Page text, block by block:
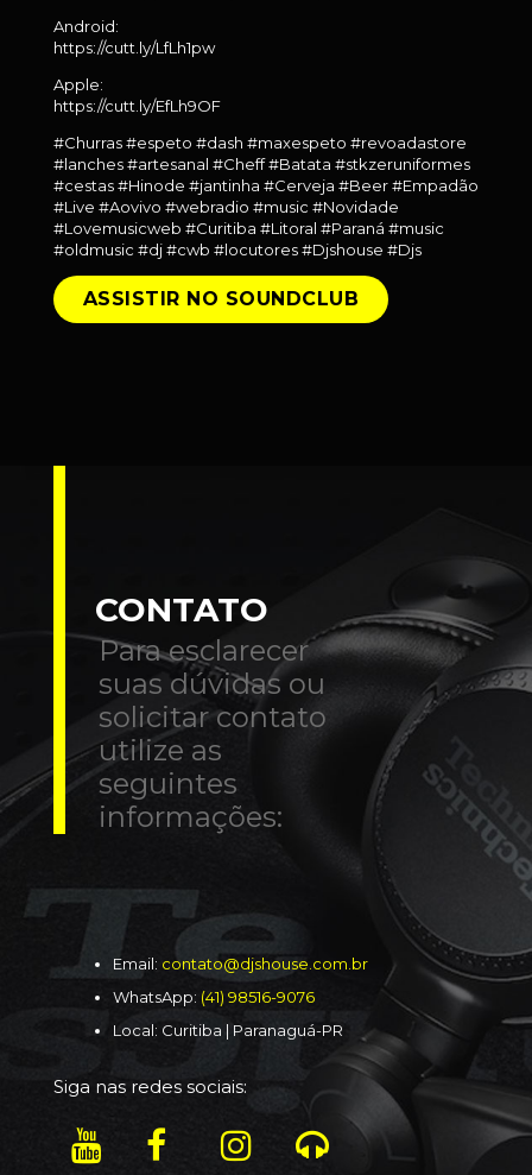
Android:
https://cutt.ly/LfLh1pw
Apple:
https://cutt.ly/EfLh9OF
#Churras #espeto #dash #maxespeto #revoadastore
#lanches #artesanal #Cheff #Batata #stkzeruniformes
#cestas #Hinode #jantinha #Cerveja #Beer #Empadão
#Live #Aovivo #webradio #music #Novidade
#Lovemusicweb #Curitiba #Litoral #Paraná #music
#oldmusic #dj #cwb #locutores #Djshouse #Djs
ASSISTIR NO SOUNDCLUB
CONTATO
Para esclarecer
suas dúvidas ou
solicitar contato
utilize as
seguintes
informações:
Email: contato@djshouse.com.br
WhatsApp: (41) 98516-9076
Local: Curitiba | Paranaguá-PR
Siga nas redes sociais: